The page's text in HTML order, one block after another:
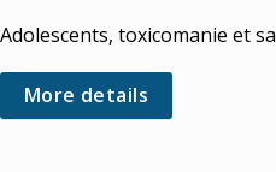
Adolescents, toxicomanie et
More details